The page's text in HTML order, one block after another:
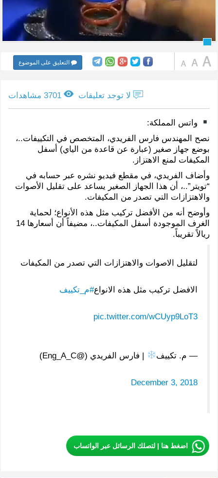
التعليق على الموضوع
لا توجد تعليقات 3701 مشاهدات
واتس المملكة:
نصح المهندس فارس الفريدي، المتخصص في التكييفات..،
بوضع جهاز صغير (عبارة عن قاعدة من الياي) أسفل
المكيفات لمنع الاهتزاز.
وأضاف الفريدي، في مقطع فيديو نشره عبر حسابه في
“تويتر”..، أن هذا الجهاز الصغير يساعد على تقليل الأصوات
والاهتزازات التي تصدر من المكيفات.
وأوضح أنه من الأفضل تركيب مثل هذه الأنواع؛ لحماية
الغرف الموجودة أسفل المكيفات..، مضيفاً أن أسعارها 14
ريالاً تقريباً.
لتقليل الاصوات والاهتزازات التي تصدر من المكيفات
الافضل تركيب مثل هذه الانواع#م_تكييف
pic.twitter.com/wCUyp9LoT3
— م. تكييف | فارس الفريدي (@Eng_A_C)
December 3, 2018
اضغط هنا | لتصلك الرسائل عبر الواتساب